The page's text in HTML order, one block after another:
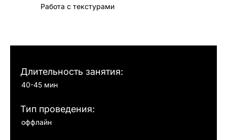
Работа с текстурами
Длительность занятия:
40-45 мин
Тип проведения:
оффлайн